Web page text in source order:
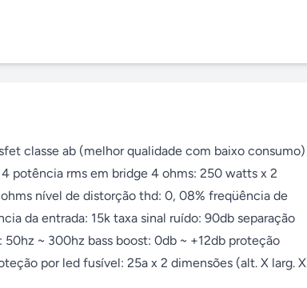
classe ab (melhor qualidade com baixo consumo)
potência rms em bridge 4 ohms: 250 watts x 2
nível de distorção thd: 0, 08% freqüência de
da entrada: 15k taxa sinal ruído: 90db separação
~ 300hz bass boost: 0db ~ +12db proteção
por led fusível: 25a x 2 dimensões (alt. X larg. X